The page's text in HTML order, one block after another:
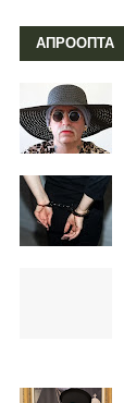
ΑΠΡΟΟΠΤΑ